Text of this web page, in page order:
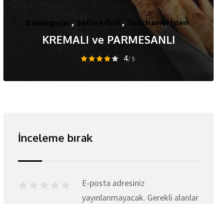
Başlangıçlar, Şeflere Özel , Tatlı Hamur İşleri
KREMALI ve PARMESANLI
4/ 5
İnceleme bırak
E-posta adresiniz
yayınlanmayacak. Gerekli alanlar